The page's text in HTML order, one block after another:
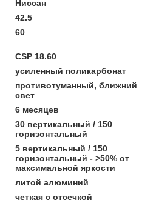
Ниссан
42.5
60
CSP 18.60
усиленный поликарбонат
противотуманный, ближний
свет
6 месяцев
30 вертикальный / 150
горизонтальный
5 вертикальный / 150
горизонтальный - >50% от
максимальной яркости
литой алюминий
четкая с отсечкой